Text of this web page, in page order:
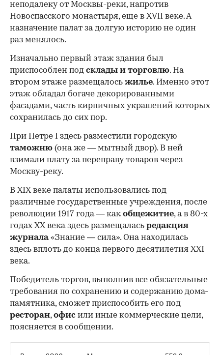
неподалеку от Москвы-реки, напротив
Новоспасского монастыря, еще в XVII веке. А
назначение палат за долгую историю не один
раз менялось.
Изначально первый этаж здания был
приспособлен под склады и торговлю. На
втором этаже размещалось жилье. Именно этот
этаж обладал богаче декорированными
фасадами, часть кирпичных украшений которых
сохранилась до сих пор.
При Петре I здесь разместили городскую
таможню (она же — мытный двор). В ней
взимали плату за переправу товаров через
Москву-реку.
В XIX веке палаты использовались под
различные государственные учреждения, после
революции 1917 года — как общежитие, а в 80-х
годах XX века здесь размещалась редакция
журнала«Знание — сила». Она находилась
здесь вплоть до конца первого десятилетия XXI
века.
Победитель торгов, выполнив все обязательные
требования по сохранению и содержанию дома-
памятника, сможет приспособить его под
ресторан,офис или иные коммерческие цели,
поясняется в сообщении.